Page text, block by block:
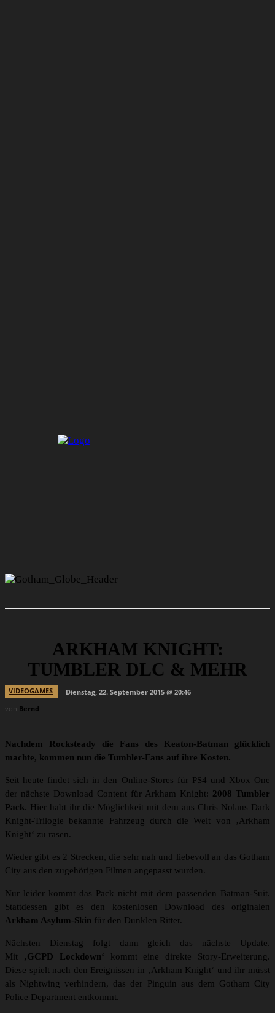
ARKHAM KNIGHT:
TUMBLER DLC & MEHR
VIDEOGAMES
Dienstag, 22. September 2015 @ 20:46
von Bernd
Nachdem Rocksteady die Fans des Keaton-Batman glücklich
machte, kommen nun die Tumbler-Fans auf ihre Kosten.
Seit heute findet sich in den Online-Stores für PS4 und Xbox One
der nächste Download Content für Arkham Knight: 2008 Tumbler
Pack. Hier habt ihr die Möglichkeit mit dem aus Chris Nolans Dark
Knight-Trilogie bekannte Fahrzeug durch die Welt von ‚Arkham
Knight‘ zu rasen.
Wieder gibt es 2 Strecken, die sehr nah und liebevoll an das Gotham
City aus den zugehörigen Filmen angepasst wurden.
Nur leider kommt das Pack nicht mit dem passenden Batman-Suit.
Stattdessen gibt es den kostenlosen Download des originalen
Arkham Asylum-Skin für den Dunklen Ritter.
Nächsten Dienstag folgt dann gleich das nächste Update.
Mit
‚GCPD Lockdown‘
kommt eine direkte Story-Erweiterung.
Diese spielt nach den Ereignissen in ‚Arkham Knight‘ und ihr müsst
als Nightwing verhindern, das der Pinguin aus dem Gotham City
Police Department entkommt.